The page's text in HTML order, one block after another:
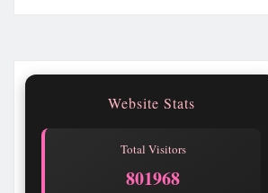
Website Stats
Total Visitors
801968